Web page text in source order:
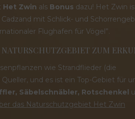
Het Zwin als Bonus dazu! Het Zwin
mit Schlick- und
Flughafen für Vögel”.
ZUM
wie Strandflieder (die
und es ist ein Top-Gebiet für
Säbelschnäbler, Rotschenkel
das Naturschutzgebiet Het Zwin